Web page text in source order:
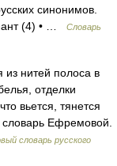
синонимов.
(4) • …
Словарь
нитей полоса в
отделки
вьется, тянется
Ефремовой.
словарь русского